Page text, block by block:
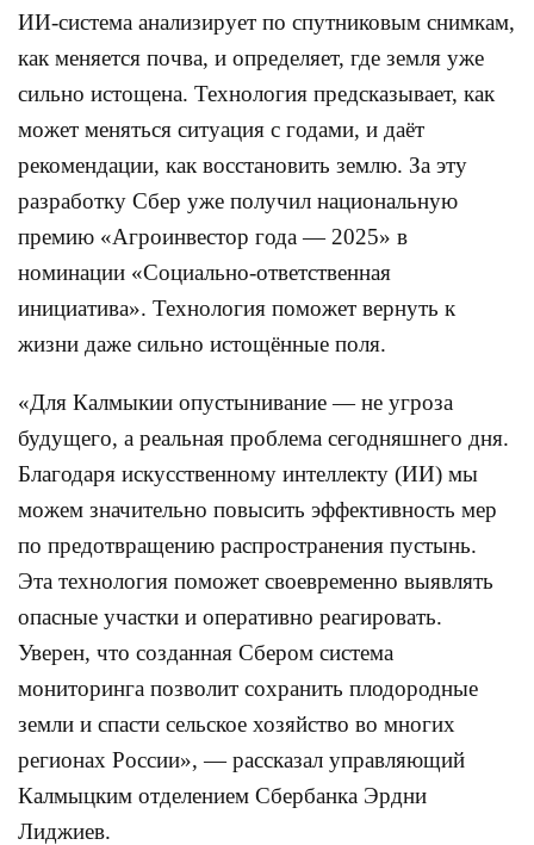
ИИ-система анализирует по спутниковым снимкам,
как меняется почва, и определяет, где земля уже
сильно истощена. Технология предсказывает, как
может меняться ситуация с годами, и даёт
рекомендации, как восстановить землю. За эту
разработку Сбер уже получил национальную
премию «Агроинвестор года — 2025» в
номинации «Социально-ответственная
инициатива». Технология поможет вернуть к
жизни даже сильно истощённые поля.
«Для Калмыкии опустынивание — не угроза
будущего, а реальная проблема сегодняшнего дня.
Благодаря искусственному интеллекту (ИИ) мы
можем значительно повысить эффективность мер
по предотвращению распространения пустынь.
Эта технология поможет своевременно выявлять
опасные участки и оперативно реагировать.
Уверен, что созданная Сбером система
мониторинга позволит сохранить плодородные
земли и спасти сельское хозяйство во многих
регионах России», — рассказал управляющий
Калмыцким отделением Сбербанка Эрдни
Лиджиев.